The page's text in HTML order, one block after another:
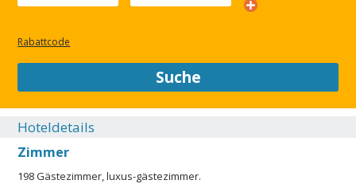
District, The Highland Dallas, Curio Collection by Hilton is
Rabattcode
Suche
Hoteldetails
Zimmer
198 Gästezimmer, luxus-gästezimmer.